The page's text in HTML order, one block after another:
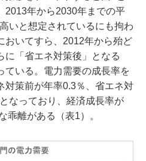
2013年から2030年までの平
いと想定されているにも拘わ
おいてすら、2012年から殆ど
に「省エネ対策後」となる
ている。電力需要の成長率を
対策前が年率0.3％、省エネ対
なっており、経済成長率が
乖離がある（表1）。